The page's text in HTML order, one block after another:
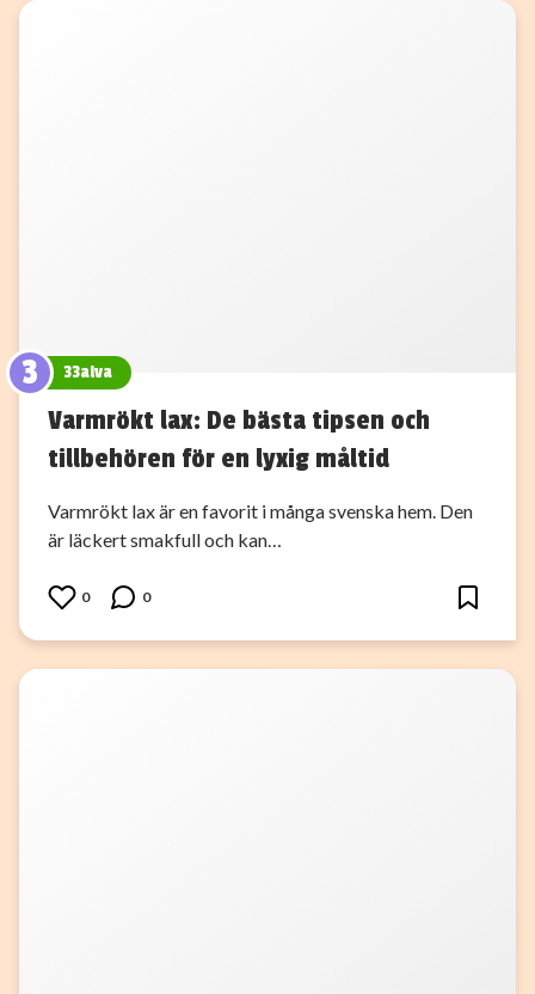
3 33alva
Varmrökt lax: De bästa tipsen och
tillbehören för en lyxig måltid
Varmrökt lax är en favorit i många svenska hem. Den
är läckert smakfull och kan…
0 0